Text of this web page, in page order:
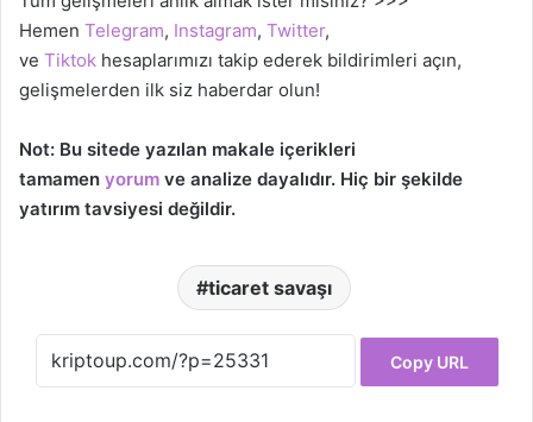
Hemen Telegram, Instagram, Twitter,
ve Tiktok hesaplarımızı takip ederek bildirimleri açın,
gelişmelerden ilk siz haberdar olun!
Not: Bu sitede yazılan makale içerikleri
tamamen yorum ve analize dayalıdır. Hiç bir şekilde
yatırım tavsiyesi değildir.
ticaret savaşı
Copy URL